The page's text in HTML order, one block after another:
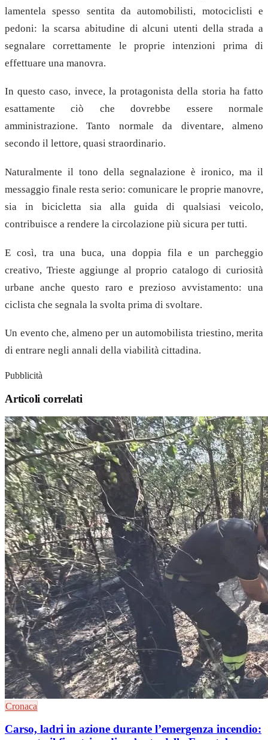
lamentela spesso sentita da automobilisti, motociclisti e
pedoni: la scarsa abitudine di alcuni utenti della strada a
segnalare correttamente le proprie intenzioni prima di
effettuare una manovra.
In questo caso, invece, la protagonista della storia ha fatto
esattamente ciò che dovrebbe essere normale
amministrazione. Tanto normale da diventare, almeno
secondo il lettore, quasi straordinario.
Naturalmente il tono della segnalazione è ironico, ma il
messaggio finale resta serio: comunicare le proprie manovre,
sia in bicicletta sia alla guida di qualsiasi veicolo,
contribuisce a rendere la circolazione più sicura per tutti.
E così, tra una buca, una doppia fila e un parcheggio
creativo, Trieste aggiunge al proprio catalogo di curiosità
urbane anche questo raro e prezioso avvistamento: una
ciclista che segnala la svolta prima di svoltare.
Un evento che, almeno per un automobilista triestino, merita
di entrare negli annali della viabilità cittadina.
Pubblicità
Articoli correlati
Cronaca
Carso, ladri in azione durante l’emergenza incendio: